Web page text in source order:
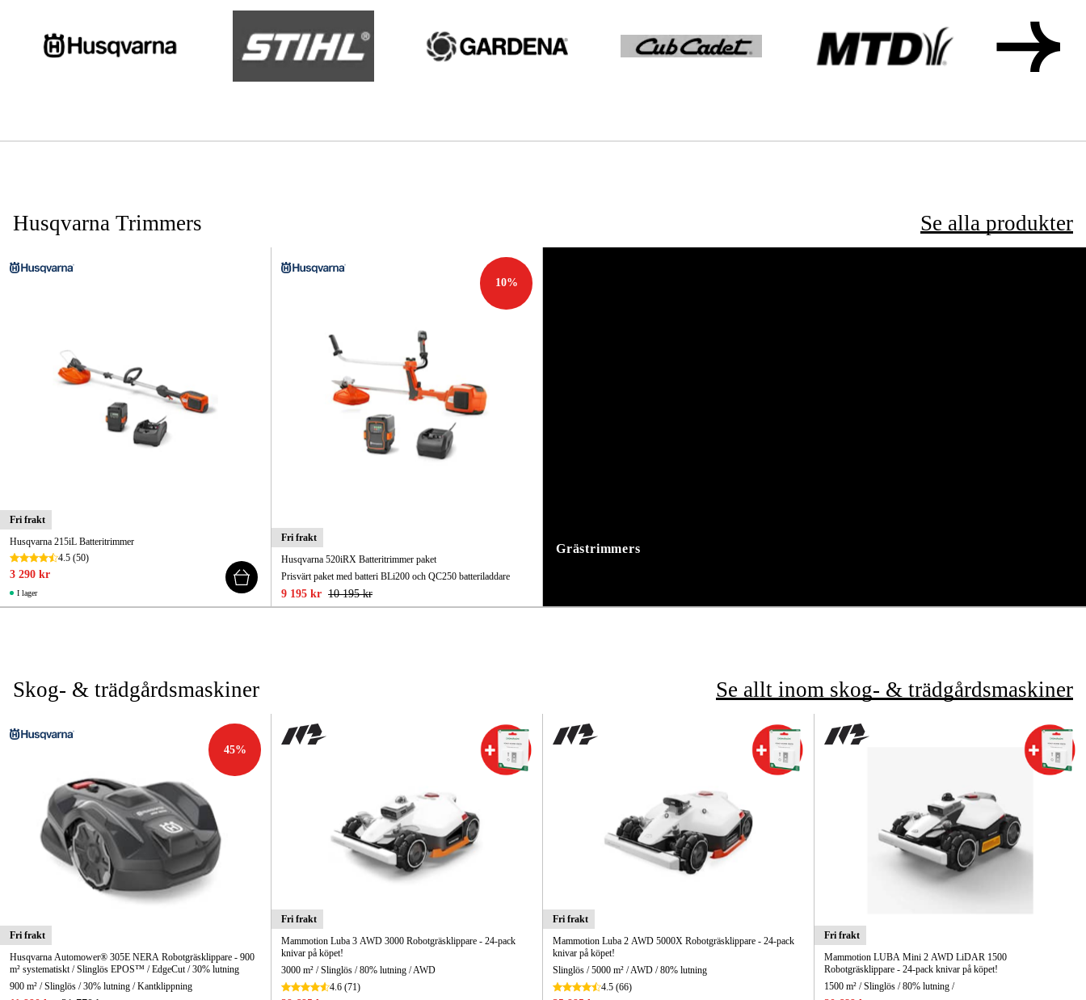
Husqvarna Trimmers Se alla produkter
Fri frakt
Husqvarna 215iL Batteritrimmer
4.5 (50)
3 290 kr
I lager
10%
Fri frakt
Husqvarna 520iRX Batteritrimmer paket
Prisvärt paket med batteri BLi200 och QC250 batteriladdare
9 195 kr 10 195 kr
Grästrimmers
Skog- & trädgårdsmaskiner Se allt inom skog- & trädgårdsmaskiner
45%
Fri frakt
Husqvarna Automower® 305E NERA Robotgräsklippare - 900
m² systematiskt / Slinglös EPOS™ / EdgeCut / 30% lutning
900 m² / Slinglös / 30% lutning / Kantklippning
Fri frakt
Mammotion Luba 3 AWD 3000 Robotgräsklippare - 24-pack
knivar på köpet!
3000 m² / Slinglös / 80% lutning / AWD
4.6 (71)
Fri frakt
Mammotion Luba 2 AWD 5000X Robotgräsklippare - 24-pack
knivar på köpet!
Slinglös / 5000 m² / AWD / 80% lutning
4.5 (66)
Fri frakt
Mammotion LUBA Mini 2 AWD LiDAR 1500
Robotgräsklippare - 24-pack knivar på köpet!
1500 m² / Slinglös / 80% lutning /